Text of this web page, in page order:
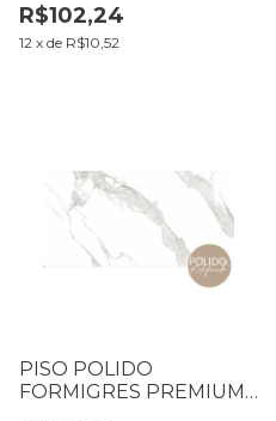
CX2,18M2 (B01 T050)
R$102,24
12 x de R$10,52
PISO POLIDO
FORMIGRES PREMIUM